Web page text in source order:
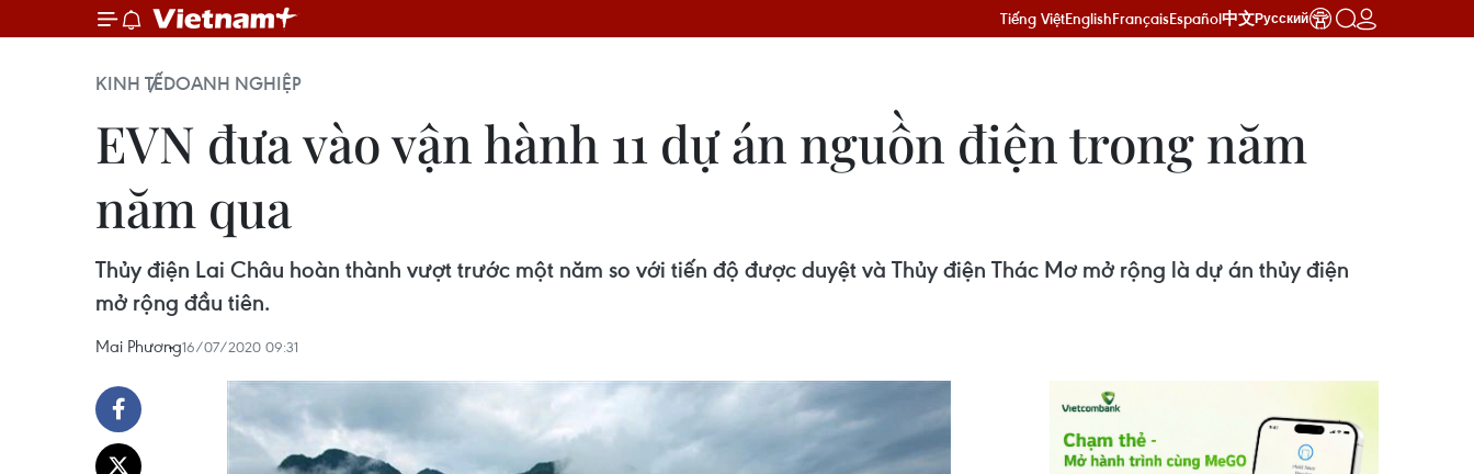
Tiếng ViệtEnglishFrançaisEspañol中文Русский
KINH TẾDOANH NGHIỆP
EVN đưa vào vận hành 11 dự án nguồn điện trong năm
năm qua
Thủy điện Lai Châu hoàn thành vượt trước một năm so với tiến độ được duyệt và Thủy điện Thác Mơ mở rộng là dự án thủy điện
mở rộng đầu tiên.
Mai Phương16/07/2020 09:31